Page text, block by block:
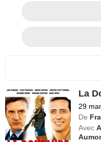
La
29
De
Avec